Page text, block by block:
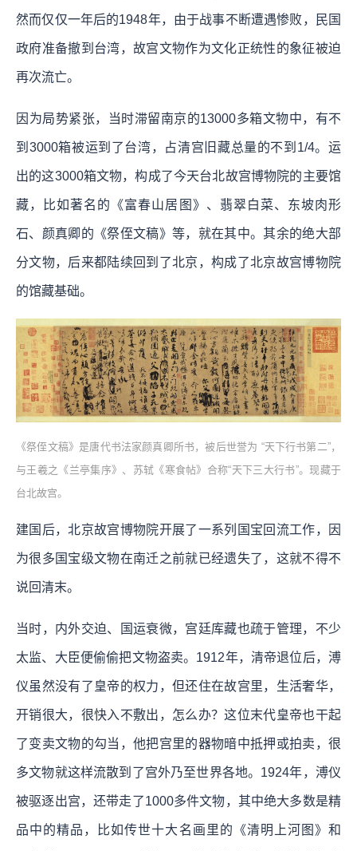
然而仅仅一年后的1948年，由于战事不断遭遇惨败，民国
政府准备撤到台湾，故宫文物作为文化正统性的象征被迫
再次流亡。
因为局势紧张，当时滞留南京的13000多箱文物中，有不
到3000箱被运到了台湾，占清宫旧藏总量的不到1/4。运
出的这3000箱文物，构成了今天台北故宫博物院的主要馆
藏，比如著名的《富春山居图》、翡翠白菜、东坡肉形
石、颜真卿的《祭侄文稿》等，就在其中。其余的绝大部
分文物，后来都陆续回到了北京，构成了北京故宫博物院
的馆藏基础。
《祭侄文稿》是唐代书法家颜真卿所书，被后世誉为 “天下行书第二”，
与王羲之《兰亭集序》、苏轼《寒食帖》合称“天下三大行书”。现藏于
台北故宫。
建国后，北京故宫博物院开展了一系列国宝回流工作，因
为很多国宝级文物在南迁之前就已经遗失了，这就不得不
说回清末。
当时，内外交迫、国运衰微，宫廷库藏也疏于管理，不少
太监、大臣便偷偷把文物盗卖。1912年，清帝退位后，溥
仪虽然没有了皇帝的权力，但还住在故宫里，生活奢华，
开销很大，很快入不敷出，怎么办？这位末代皇帝也干起
了变卖文物的勾当，他把宫里的器物暗中抵押或拍卖，很
多文物就这样流散到了宫外乃至世界各地。1924年，溥仪
被驱逐出宫，还带走了1000多件文物，其中绝大多数是精
品中的精品，比如传世十大名画里的《清明上河图》和